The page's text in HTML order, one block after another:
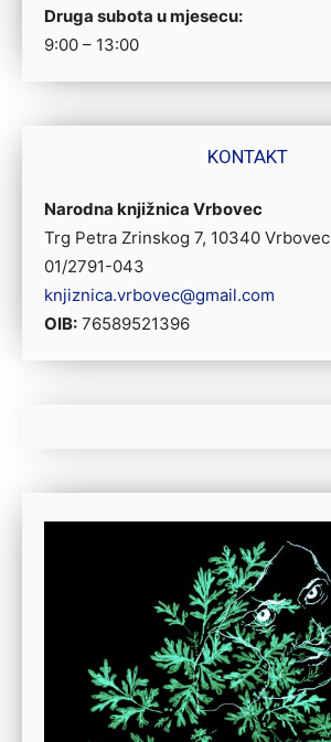
Druga subota u mjesecu:
9:00 – 13:00
KONTAKT
Narodna knjižnica Vrbovec
Trg Petra Zrinskog 7, 10340 Vrbovec
01/2791-043
knjiznica.vrbovec@gmail.com
OIB: 76589521396